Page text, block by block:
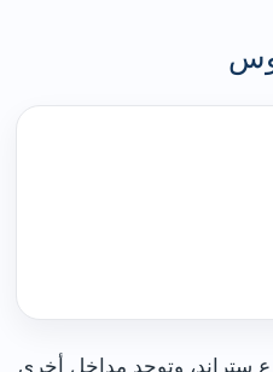
ستراند، وتوجد مداخل أخرى